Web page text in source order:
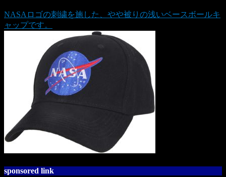
NASAロゴの刺繍を施した、やや被りの浅いベースボールキ
ャップです。
sponsored link